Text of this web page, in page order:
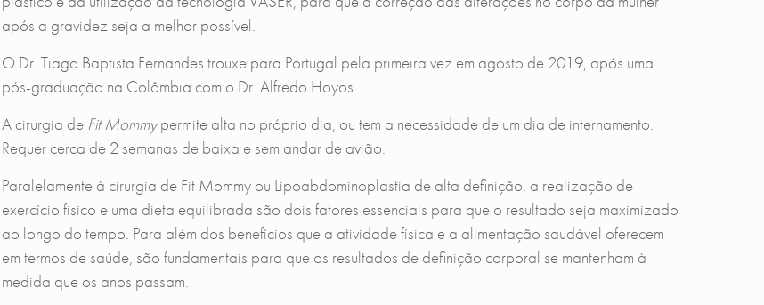
após a gravidez seja a melhor possível.
O Dr. Tiago Baptista Fernandes trouxe para Portugal pela primeira vez em agosto de 2019, após uma
pós-graduação na Colômbia com o Dr. Alfredo Hoyos.
A cirurgia de Fit Mommypermite alta no próprio dia, ou tem a necessidade de um dia de internamento.
Requer cerca de 2 semanas de baixa e sem andar de avião.
Paralelamente à cirurgia de Fit Mommy ou Lipoabdominoplastia de alta definição, a realização de
exercício físico e uma dieta equilibrada são dois fatores essenciais para que o resultado seja maximizado
ao longo do tempo. Para além dos benefícios que a atividade física e a alimentação saudável oferecem
em termos de saúde, são fundamentais para que os resultados de definição corporal se mantenham à
medida que os anos passam.